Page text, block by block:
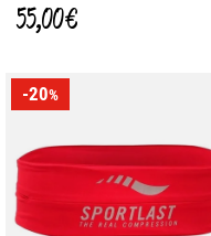
55,00 €
-20%